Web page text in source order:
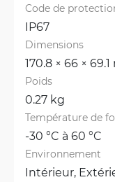
Code de
IP67
Dimensions
170.8 × 66 ×
Poids
0.27 kg
Température de
-30 °C à 60 °C
Environnement
Intérieur,